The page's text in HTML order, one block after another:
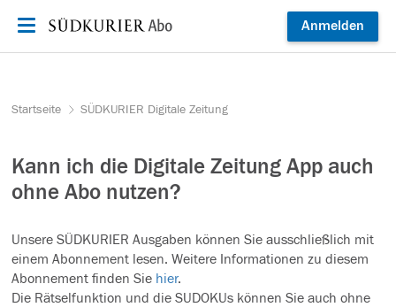
Anmelden
Startseite SÜDKURIER Digitale Zeitung
Kann ich die Digitale Zeitung App auch
ohne Abo nutzen?
Unsere SÜDKURIER Ausgaben können Sie ausschließlich mit
einem Abonnement lesen. Weitere Informationen zu diesem
Abonnement finden Sie hier.
Die Rätselfunktion und die SUDOKUs können Sie auch ohne